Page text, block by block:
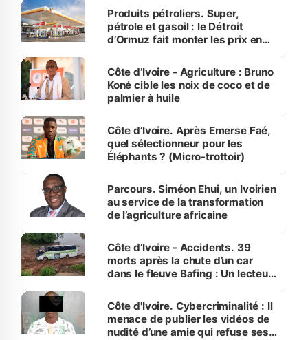
menacées
Produits pétroliers. Super,
pétrole et gasoil : le Détroit
d’Ormuz fait monter les prix en
Côte d’Ivoire - Agriculture : Bruno
Koné cible les noix de coco et de
palmier à huile
Côte d’Ivoire. Après Emerse Faé,
quel sélectionneur pour les
Éléphants ? (Micro-trottoir)
Parcours. Siméon Ehui, un Ivoirien
au service de la transformation
de l’agriculture africaine
Côte d’Ivoire - Accidents. 39
morts après la chute d’un car
dans le fleuve Bafing : Un lecteur
des Transports
Côte d'Ivoire. Cybercriminalité : Il
menace de publier les vidéos de
nudité d’une amie qui refuse ses